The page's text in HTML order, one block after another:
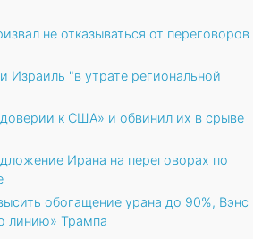
не отказываться от переговоров
"в утрате региональной
к США» и обвинил их в срыве
Ирана на переговорах по
обогащение урана до 90%, Вэнс
линию» Трампа